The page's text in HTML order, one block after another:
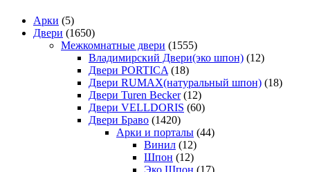
Арки (5)
Двери (1650)
Межкомнатные двери (1555)
Владимирский Двери(эко шпон) (12)
Двери PORTICA (18)
Двери RUMAX(натуральный шпон) (18)
Двери Turen Becker (12)
Двери VELLDORIS (60)
Двери Браво (1420)
Арки и порталы (44)
Винил (12)
Шпон (12)
Эко Шпон (17)